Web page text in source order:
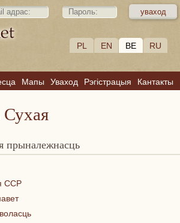
PL EN BE RU
Мапы Уваход Рэгістрацыя Кантакты
прыналежнасць
ССР